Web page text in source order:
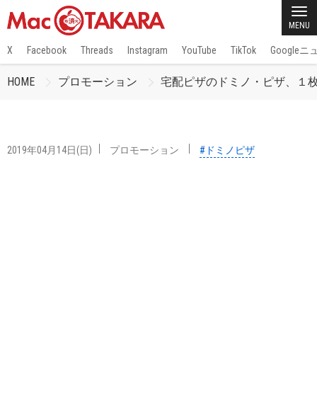
MENU
X Facebook Threads Instagram YouTube TikTok Googleニ
HOME プロモーション 宅配ピザのドミノ・ピザ、１
2019年04月14日(日) プロモーション #ドミノピザ